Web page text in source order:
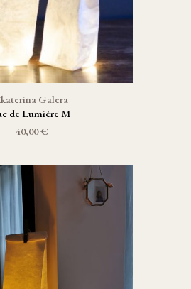
Galera
de Lumière M
40,00 €